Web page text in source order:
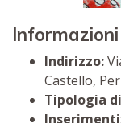
Indirizzo:
Castello,
Tipologia
Inserimenti